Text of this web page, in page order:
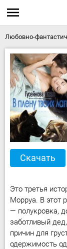
Любовно-
Скачать
Это третья
Морруа. В этот
— полукровка,
заботливый
причин для
одержимость